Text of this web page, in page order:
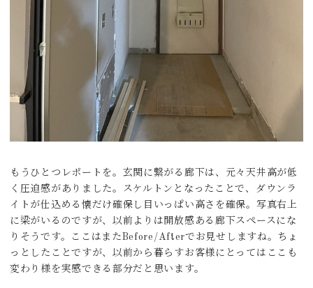
もうひとつレポートを。玄関に繋がる廊下は、元々天井高が低
く圧迫感がありました。スケルトンとなったことで、ダウンラ
イトが仕込める懐だけ確保し目いっぱい高さを確保。写真右上
に梁がいるのですが、以前よりは開放感ある廊下スペースにな
りそうです。ここはまたBefore/Afterでお見せしますね。ちょ
っとしたことですが、以前から暮らすお客様にとってはここも
変わり様を実感できる部分だと思います。